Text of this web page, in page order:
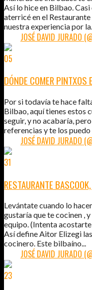
Así lo hice en Bilbao.
aterricé en el
nuestra experiencia por la...
JOSÉ DAVID JURADO
05
DÓNDE COMER
Por si todavía te hace
Bilbao, aquí tienes estos
seguir, y no acabaría,
referencias y te los
JOSÉ DAVID JURADO
31
RESTAURANTE
Levántate cuando lo
gustaría que te cocinen ,
equipo. (Intenta
Así define Aitor Elizegi
cocinero. Este bilbaíno...
JOSÉ DAVID JURADO
23